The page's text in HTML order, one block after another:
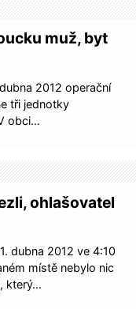
muž, byt
2012 operační
tři jednotky
obci…
ohlašovatel
dubna 2012 ve 4:10
místě nebylo nic
který…